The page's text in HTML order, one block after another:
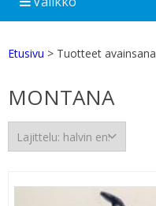
Etusivu > Tuotteet
MONTANA